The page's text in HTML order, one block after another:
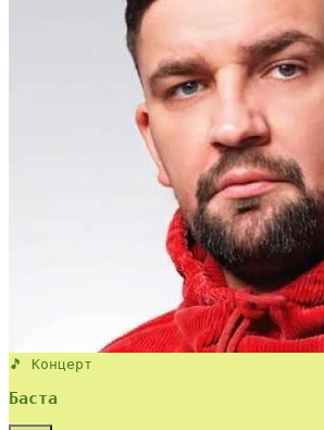
🎵 Концерт
Баста